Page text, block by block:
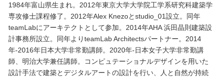
1984年富山県生まれ。2012年東京大学大学院工学系研究科建築学
専攻修士課程修了。2012年Alex Knezoとstudio_01設立。同年
teamLabにアーキテクトとして参加。2014年AHA 浜田晶則建築設
計事務所設立。同年よりteamLab Architectsパートナー。2014
年-2016年日本大学非常勤講師。2020年-日本女子大学非常勤講
師、明治大学兼任講師。コンピュテーショナルデザインを用いた
設計手法で建築とデジタルアートの設計を行い、人と自然が持続